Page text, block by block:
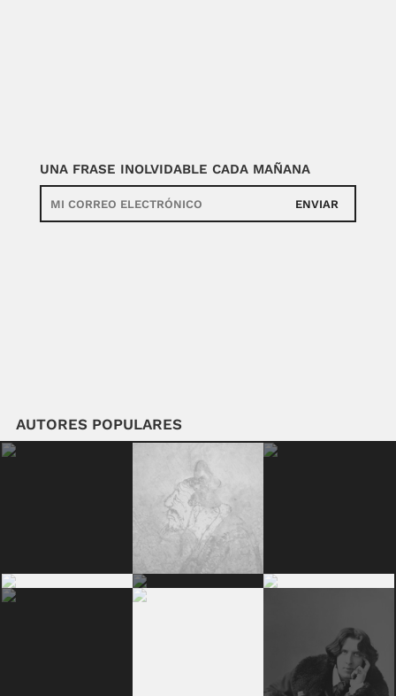
UNA FRASE INOLVIDABLE CADA MAÑANA
ENVIAR
AUTORES POPULARES